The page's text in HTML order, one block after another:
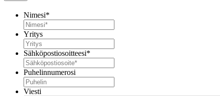
Nimesi*
Yritys
Sähköpostiosoitteesi*
Puhelinnumerosi
Viesti